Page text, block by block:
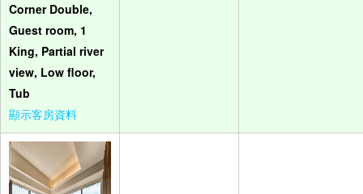
Corner Double,
Guest room, 1
King, Partial river
view, Low floor,
Tub
顯示客房資料